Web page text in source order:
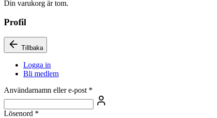
Din varukorg är tom.
Profil
Tillbaka
Logga in
Bli medlem
Användarnamn eller e-post *
Lösenord *